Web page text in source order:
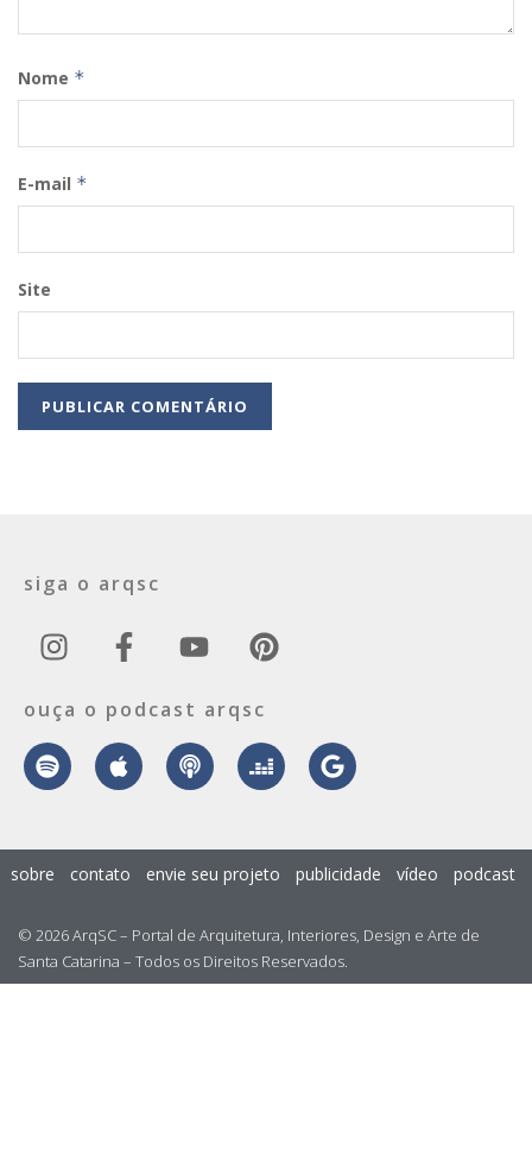
Nome *
E-mail *
Site
siga o arqsc
ouça o podcast arqsc
© 2026 ArqSC – Portal de Arquitetura, Interiores, Design e Arte de
Santa Catarina – Todos os Direitos Reservados.
sobre contato envie seu projeto publicidade vídeo podcast